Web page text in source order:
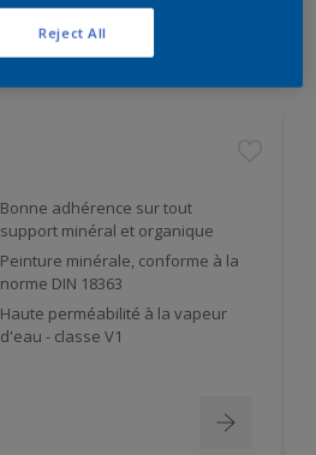
Bonne adhérence sur tout
support minéral et organique
Peinture minérale, conforme à la
norme DIN 18363
Haute perméabilité à la vapeur
d'eau - classe V1
Reject All